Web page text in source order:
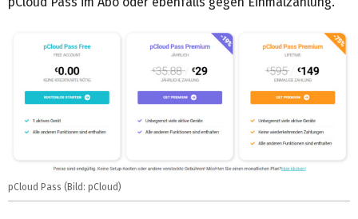
pCloud Pass (Bild: pCloud)